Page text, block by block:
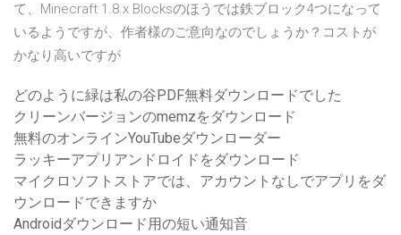
て、Minecraft 1.8.x Blocksのほうでは鉄ブロック4つになって
いるようですが、作者様のご意向なのでしょうか？コストが
かなり高いですが
どのように緑は私の谷PDF無料ダウンロードでした
クリーンバージョンのmemzをダウンロード
無料のオンラインYouTubeダウンローダー
ラッキーアプリアンドロイドをダウンロード
マイクロソフトストアでは、アカウントなしでアプリをダ
ウンロードできますか
Androidダウンロード用の短い通知音